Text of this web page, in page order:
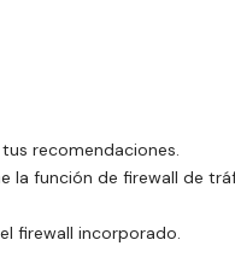
recomendaciones.
la función de firewall de
firewall incorporado.